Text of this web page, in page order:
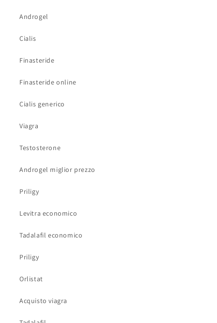
Androgel
Cialis
Finasteride
Finasteride online
Cialis generico
Viagra
Testosterone
Androgel miglior prezzo
Priligy
Levitra economico
Tadalafil economico
Priligy
Orlistat
Acquisto viagra